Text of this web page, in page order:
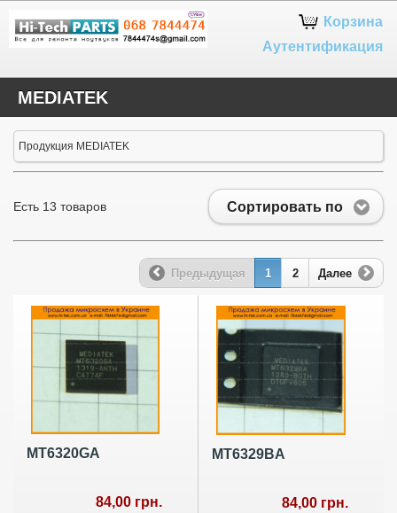
Корзина
Аутентификация
MEDIATEK
Продукция MEDIATEK
Сортировать по
Есть 13 товаров
Предыдущая 1 2 Далее
MT6320GA
84,00 грн.
MT6329BA
84,00 грн.